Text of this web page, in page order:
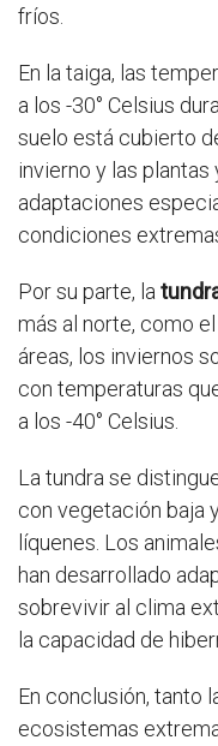
fríos.
En la taiga, las
a los -30° Celsius
suelo está cubierto
invierno y las plantas
adaptaciones
condiciones
Por su parte, la
más al norte, como
áreas, los inviernos
con temperaturas
a los -40° Celsius.
La tundra se
con vegetación baja
líquenes. Los
han desarrollado
sobrevivir al clima
la capacidad de
En conclusión, tanto
ecosistemas